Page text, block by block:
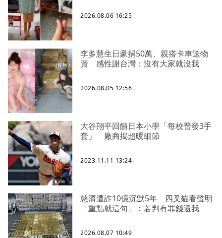
2026.08.06 16:25
李多慧生日豪捐50萬、親搭卡車送物
資 感性謝台灣：沒有大家就沒我
2026.08.05 12:56
大谷翔平回饋日本小學「每校普發3手
套」 廠商揭超暖細節
2023.11.11 13:24
慈濟遭詐10億沉默5年 四叉貓看聲明
「重點就這句」：若判有罪錢還我
2026.08.07 10:49